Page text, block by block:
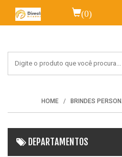
(0)
HOME BRINDES
DEPARTAMENTOS